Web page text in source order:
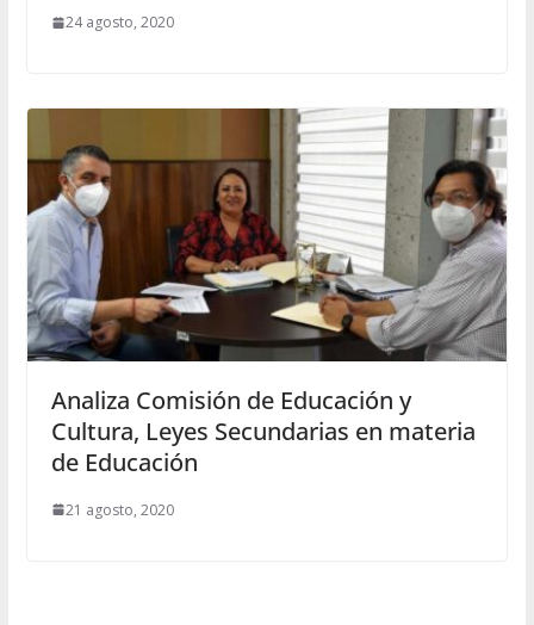
24 agosto, 2020
Analiza Comisión de Educación y
Cultura, Leyes Secundarias en materia
de Educación
21 agosto, 2020